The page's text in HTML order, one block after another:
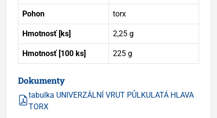
Pohon torx
Hmotnosť [ks] 2,25 g
Hmotnosť [100 ks] 225 g
Dokumenty
tabulka UNIVERZÁLNÍ VRUT PŮLKULATÁ HLAVA
TORX